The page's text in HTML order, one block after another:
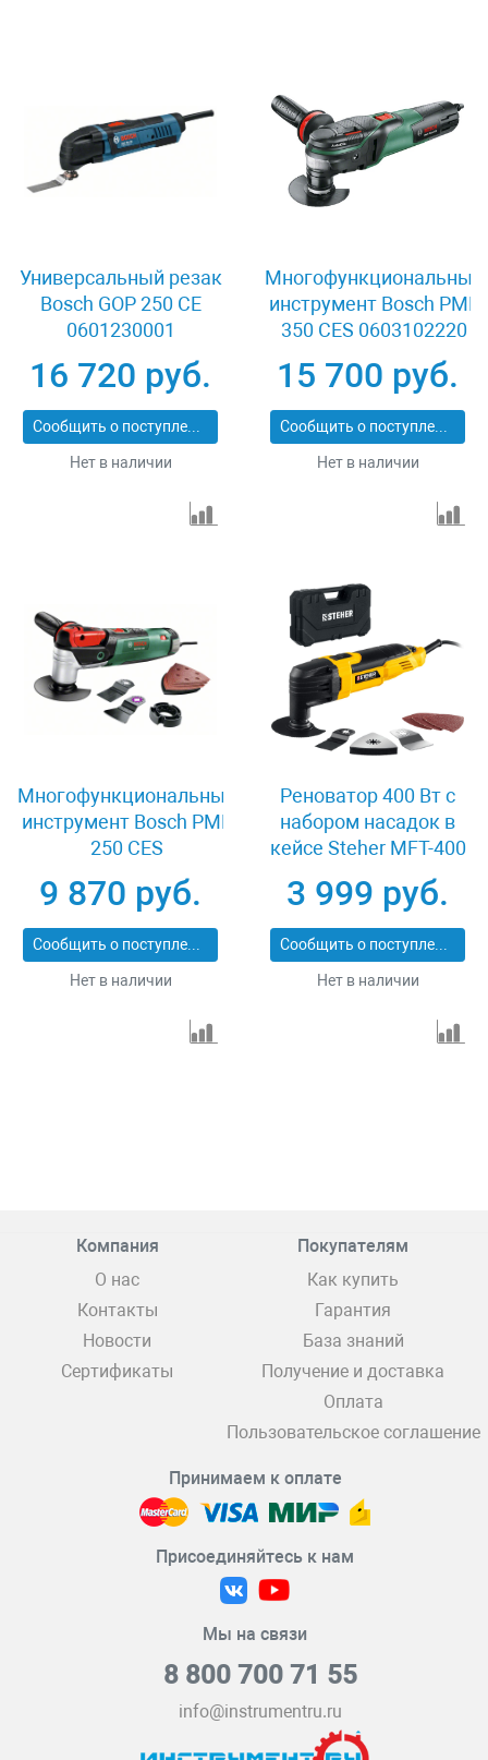
Универсальный резак
Bosch GOP 250 CE
0601230001
16 720 руб.
Сообщить о поступлении
Нет в наличии
Многофункциональный
инструмент Bosch PMF
350 CES 0603102220
15 700 руб.
Сообщить о поступлении
Нет в наличии
Многофункциональный
инструмент Bosch PMF
250 CES
9 870 руб.
Сообщить о поступлении
Нет в наличии
Реноватор 400 Вт с
набором насадок в
кейсе Steher MFT-400
3 999 руб.
Сообщить о поступлении
Нет в наличии
Компания
О нас
Контакты
Новости
Сертификаты
Покупателям
Как купить
Гарантия
База знаний
Получение и доставка
Оплата
Пользовательское соглашение
Принимаем к оплате
Присоединяйтесь к нам
Мы на связи
8 800 700 71 55
info@instrumentru.ru